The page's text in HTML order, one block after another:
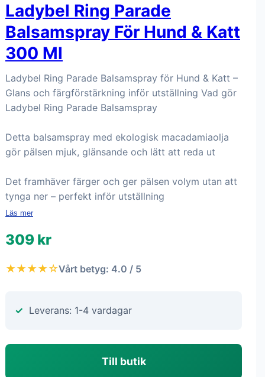
Ladybel Ring Parade
Balsamspray För Hund & Katt
300 Ml
Ladybel Ring Parade Balsamspray för Hund & Katt –
Glans och färgförstärkning inför utställning Vad gör
Ladybel Ring Parade Balsamspray
Detta balsamspray med ekologisk macadamiaolja
gör pälsen mjuk, glänsande och lätt att reda ut
Det framhäver färger och ger pälsen volym utan att
tynga ner – perfekt inför utställning
Läs mer
309 kr
★★★★☆Vårt betyg: 4.0 / 5
Leverans: 1-4 vardagar
Till butik